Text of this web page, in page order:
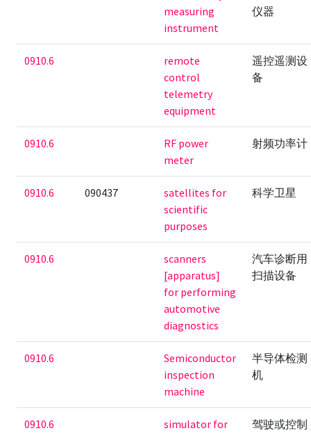
measuring
instrument
仪器
0910.6
remote
control
telemetry
equipment
遥控遥测设
备
0910.6
RF power
meter
射频功率计
0910.6 090437
satellites for
scientific
purposes
科学卫星
0910.6
scanners
[apparatus]
for performing
automotive
diagnostics
汽车诊断用
扫描设备
0910.6
Semiconductor
inspection
machine
半导体检测
机
0910.6
simulator for
驾驶或控制